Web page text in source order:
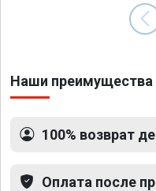
Наши преимущества
100% возврат
Оплата после